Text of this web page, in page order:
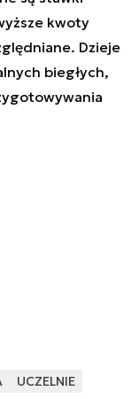
kwoty
Dzieje
biegłych,
UCZELNIE